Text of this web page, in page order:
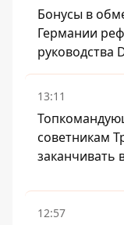
Бонусы в
Германии
руководства
13:11
советникам
12:57